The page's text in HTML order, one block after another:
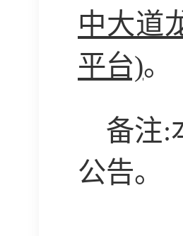
中大道
平台)。
备注:
公告。